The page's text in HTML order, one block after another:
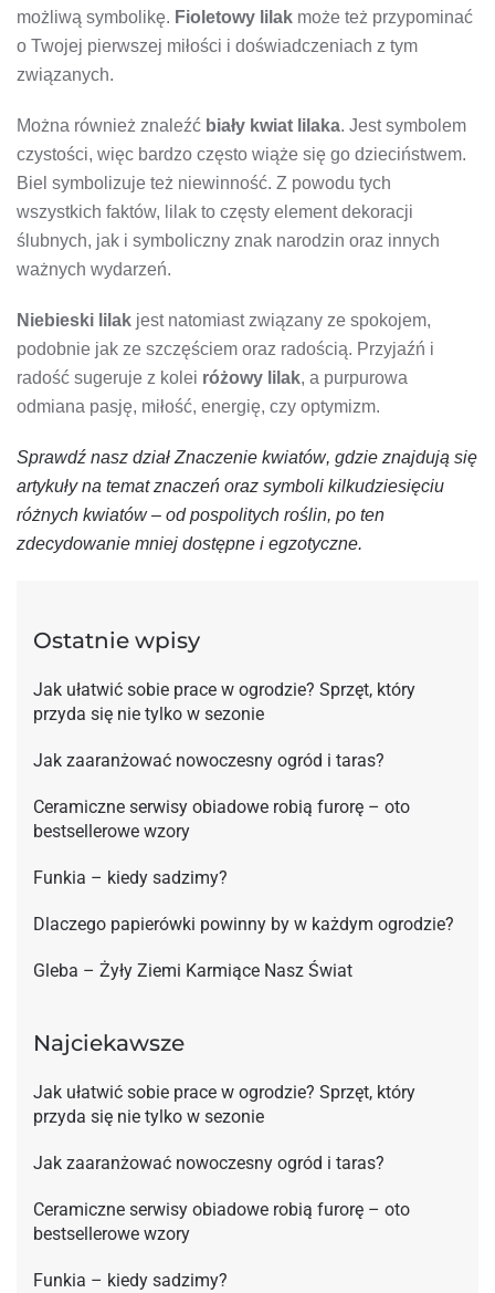
możliwą symbolikę. Fioletowy lilak może też przypominać
o Twojej pierwszej miłości i doświadczeniach z tym
związanych.
Można również znaleźć biały kwiat lilaka. Jest symbolem
czystości, więc bardzo często wiąże się go dzieciństwem.
Biel symbolizuje też niewinność. Z powodu tych
wszystkich faktów, lilak to częsty element dekoracji
ślubnych, jak i symboliczny znak narodzin oraz innych
ważnych wydarzeń.
Niebieski lilak jest natomiast związany ze spokojem,
podobnie jak ze szczęściem oraz radością. Przyjaźń i
radość sugeruje z kolei różowy lilak, a purpurowa
odmiana pasję, miłość, energię, czy optymizm.
Sprawdź nasz dział Znaczenie kwiatów, gdzie znajdują się
artykuły na temat znaczeń oraz symboli kilkudziesięciu
różnych kwiatów – od pospolitych roślin, po ten
zdecydowanie mniej dostępne i egzotyczne.
Ostatnie wpisy
Jak ułatwić sobie prace w ogrodzie? Sprzęt, który
przyda się nie tylko w sezonie
Jak zaaranżować nowoczesny ogród i taras?
Ceramiczne serwisy obiadowe robią furorę – oto
bestsellerowe wzory
Funkia – kiedy sadzimy?
Dlaczego papierówki powinny by w każdym ogrodzie?
Gleba – Żyły Ziemi Karmiące Nasz Świat
Najciekawsze
Jak ułatwić sobie prace w ogrodzie? Sprzęt, który
przyda się nie tylko w sezonie
Jak zaaranżować nowoczesny ogród i taras?
Ceramiczne serwisy obiadowe robią furorę – oto
bestsellerowe wzory
Funkia – kiedy sadzimy?